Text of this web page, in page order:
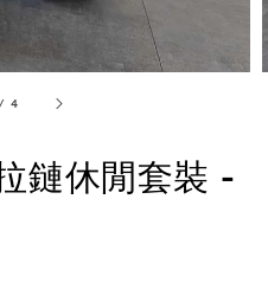
/ 4
鏈休閒套裝 -